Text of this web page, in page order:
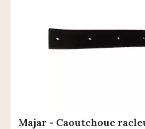
Majar - Caoutchouc